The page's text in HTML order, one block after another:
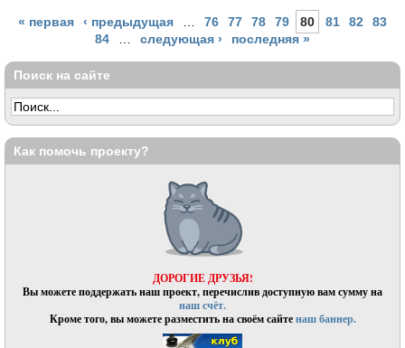
Страницы
« первая ‹ предыдущая 76 77 78 79 80 81 82
83
84
следующая › последняя »
Поиск на сайте
Как помочь проекту?
ДОРОГИЕ ДРУЗЬЯ!
Вы можете поддержать наш проект, перечислив доступную вам сумму на
наш счёт.
Кроме того, вы можете разместить на своём сайтенаш баннер.